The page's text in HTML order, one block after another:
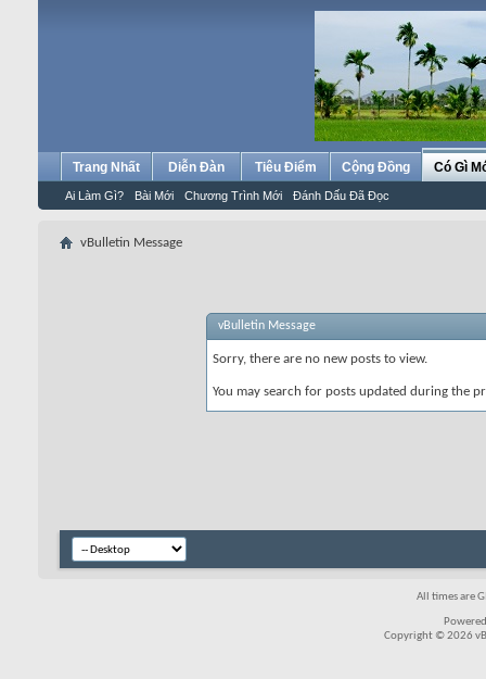
Trang Nhất Diễn Đàn Tiêu Điểm Cộng Đồng Có Gì
Ai Làm Gì? Bài Mới Chương Trình Mới Đánh Dấu Đã Đọc
vBulletin Message
vBulletin Message
Sorry, there are no new posts to view.
You may search for posts updated during the
All times are
Copyright © 2026